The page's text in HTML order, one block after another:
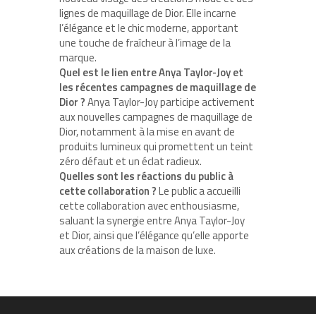
lignes de maquillage de Dior. Elle incarne
l’élégance et le chic moderne, apportant
une touche de fraîcheur à l’image de la
marque.
Quel est le lien entre Anya Taylor-Joy et
les récentes campagnes de maquillage de
Dior ?Anya Taylor-Joy participe activement
aux nouvelles campagnes de maquillage de
Dior, notamment à la mise en avant de
produits lumineux qui promettent un teint
zéro défaut et un éclat radieux.
Quelles sont les réactions du public à
cette collaboration ?Le public a accueilli
cette collaboration avec enthousiasme,
saluant la synergie entre Anya Taylor-Joy
et Dior, ainsi que l’élégance qu’elle apporte
aux créations de la maison de luxe.